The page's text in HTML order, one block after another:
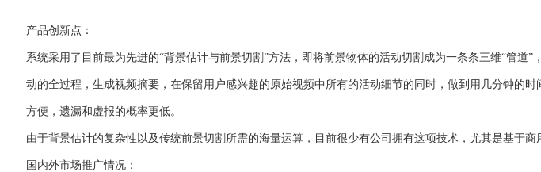
产品创新点：
系统采用了目前最为先进的“背景估计与前景切割”方法，即将前景物体的活动切割成为一条条三维“管
动的全过程，生成视频摘要，在保留用户感兴趣的原始视频中所有的活动细节的同时，做到用几分钟的
方便，遗漏和虚报的概率更低。
由于背景估计的复杂性以及传统前景切割所需的海量运算，目前很少有公司拥有这项技术，尤其是基于商
国内外市场推广情况：